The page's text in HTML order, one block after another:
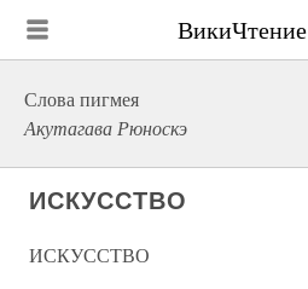
ВикиЧтение
Слова пигмея
Акутагава Рюноскэ
ИСКУССТВО
ИСКУССТВО